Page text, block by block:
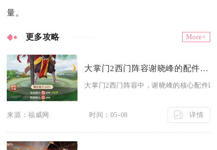
量。
更多攻略 More+
大掌门2西门阵容谢晓峰的配件有哪些推荐
大掌门2西门阵容中，谢晓峰的核心配件
来源：福威网 时间：05-08 详情